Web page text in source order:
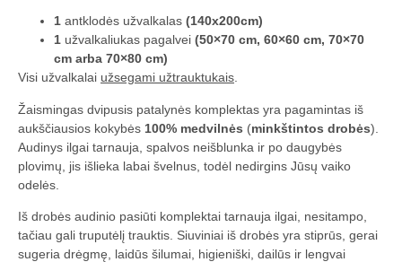
1 antklodės užvalkalas (140x200cm)
1 užvalkaliukas pagalvei (50×70 cm, 60×60 cm, 70×70
cm arba 70×80 cm)
Visi užvalkalai užsegami užtrauktukais
Žaismingas dvipusis patalynės komplektas yra pagamintas iš
aukščiausios kokybės 100% medvilnės (minkštintos drobės).
Audinys ilgai tarnauja, spalvos neišblunka ir po daugybės
plovimų, jis išlieka labai švelnus, todėl nedirgins Jūsų vaiko
odelės.
Iš drobės audinio pasiūti komplektai tarnauja ilgai, nesitampo,
tačiau gali truputėlį trauktis. Siuviniai iš drobės yra stiprūs, gerai
sugeria drėgmę, laidūs šilumai, higieniški, dailūs ir lengvai